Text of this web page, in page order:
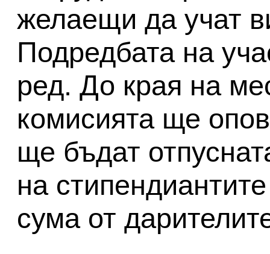
желаещи да учат
Подредбата на
ред. До края на
комисията ще
ще бъдат
на
сума от